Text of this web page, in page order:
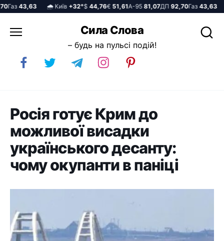
43,63 🌧️ Київ+32°$44,76€51,61А-9581,07ДП92,70Газ43,63 🌧️
до
Сила Слова
– будь на пульсі подій!
Росія готує Крим до
можливої висадки
українського десанту:
чому окупанти в паніці